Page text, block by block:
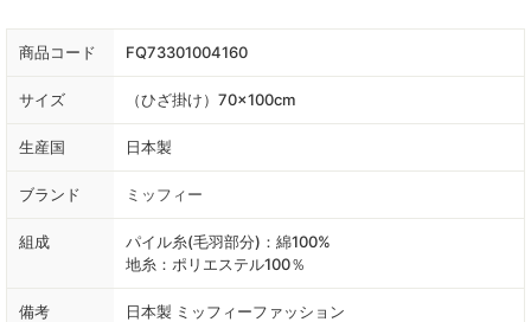
商品コード FQ73301004160
サイズ （ひざ掛け）70×100cm
生産国 日本製
ブランド ミッフィー
組成
パイル糸(毛羽部分)：綿100%
地糸：ポリエステル100％
備考 日本製 ミッフィーファッション